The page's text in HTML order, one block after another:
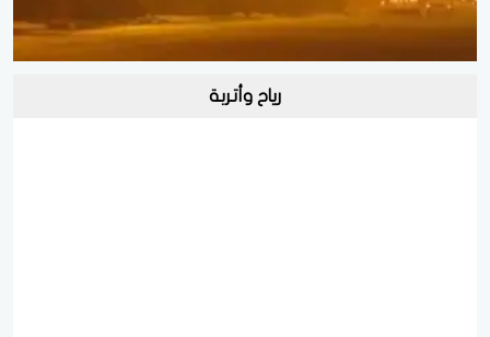
رياح وأتربة